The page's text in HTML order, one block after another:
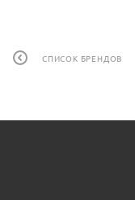
СПИСОК БРЕНДОВ